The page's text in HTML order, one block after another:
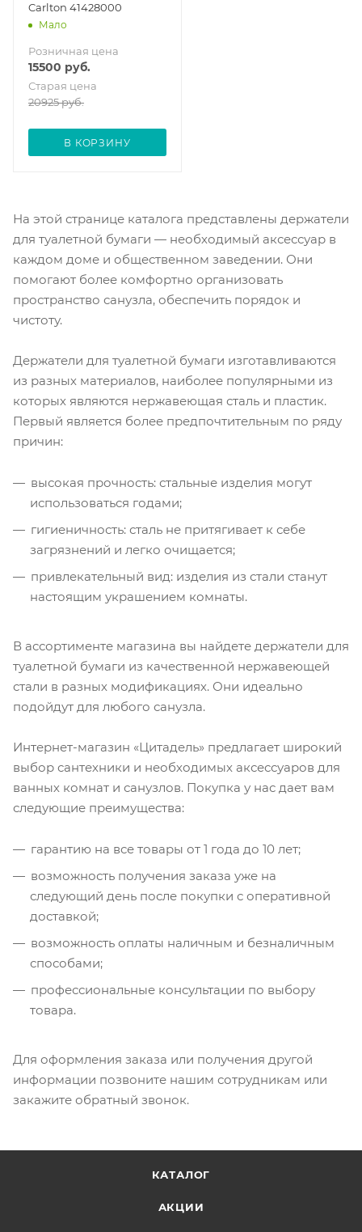
Carlton 41428000
Мало
Розничная цена
15500 руб.
Старая цена
20925руб.
В КОРЗИНУ
На этой странице каталога представлены держатели
для туалетной бумаги — необходимый аксессуар в
каждом доме и общественном заведении. Они
помогают более комфортно организовать
пространство санузла, обеспечить порядок и
чистоту.
Держатели для туалетной бумаги изготавливаются
из разных материалов, наиболее популярными из
которых являются нержавеющая сталь и пластик.
Первый является более предпочтительным по ряду
причин:
высокая прочность: стальные изделия могут
использоваться годами;
гигиеничность: сталь не притягивает к себе
загрязнений и легко очищается;
привлекательный вид: изделия из стали станут
настоящим украшением комнаты.
В ассортименте магазина вы найдете держатели для
туалетной бумаги из качественной нержавеющей
стали в разных модификациях. Они идеально
подойдут для любого санузла.
Интернет-магазин «Цитадель» предлагает широкий
выбор сантехники и необходимых аксессуаров для
ванных комнат и санузлов. Покупка у нас дает вам
следующие преимущества:
гарантию на все товары от 1 года до 10 лет;
возможность получения заказа уже на
следующий день после покупки с оперативной
доставкой;
возможность оплаты наличным и безналичным
способами;
профессиональные консультации по выбору
товара.
Для оформления заказа или получения другой
информации позвоните нашим сотрудникам или
закажите обратный звонок.
КАТАЛОГ
АКЦИИ